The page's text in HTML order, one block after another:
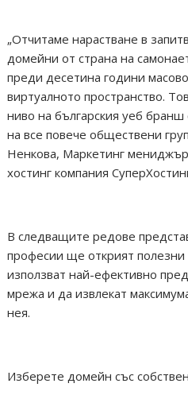
„Отчитаме нарастване в
домейни от страна на
преди десетина години
виртуалното пространство.
ниво на българския уеб бранш
на все повече обществени
Ненкова, Маркетинг мениджър
хостинг компания
В следващите редове
професии ще открият полезни
използват най-ефективно
мрежа и да извлекат
нея.
Изберете домейн със